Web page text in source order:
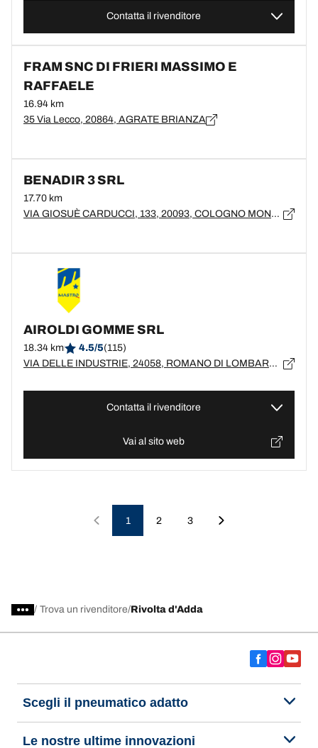
Contatta il rivenditore
FRAM SNC DI FRIERI MASSIMO E
RAFFAELE
16.94 km
35 Via Lecco, 20864, AGRATE BRIANZA
BENADIR 3 SRL
17.70 km
VIA GIOSUÈ CARDUCCI, 133, 20093, COLOGNO MONZESE
AIROLDI GOMME SRL
18.34 km 4.5/5(115)
VIA DELLE INDUSTRIE, 24058, ROMANO DI LOMBARDIA, BG
Contatta il rivenditore
Vai al sito web
1 2 3
/ Trova un rivenditore Rivolta d'Adda
Scegli il pneumatico adatto
Le nostre ultime innovazioni